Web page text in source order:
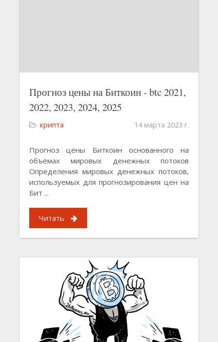
Прогноз цены на Биткоин - btc 2021,
2022, 2023, 2024, 2025
крипта 14 марта 2023 г.
Прогноз цены Биткоин основанного на
объёмах мировых денежных потоков
Определения мировых денежных потоков,
используемых для прогнозирования цен на
Бит ...
Читать